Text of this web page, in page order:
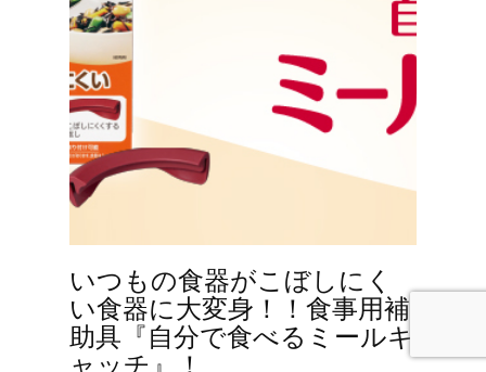
いつもの食器がこぼしにく
い食器に大変身！！食事用補
助具『自分で食べるミールキ
ャッチ』！